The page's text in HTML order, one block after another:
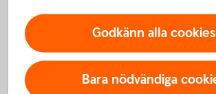
Frågor?
Kontakta oss
Har du frågor? Välkommen att kontakta
Godkänn alla cookies
Bara nödvändiga